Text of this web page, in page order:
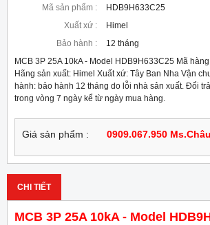
Mã sản phẩm :
HDB9H633C25
Xuất xứ :
Himel
Bảo hành :
12 tháng
MCB 3P 25A 10kA - Model HDB9H633C25 Mã
Hãng sản xuất: Himel Xuất xứ: Tây Ban Nha Vận
hành: bảo hành 12 tháng do lỗi nhà sản xuất. Đổi
trong vòng 7 ngày kể từ ngày mua hàng.
Giá sản phẩm : 0909.067.950 Ms.Châu
CHI TIẾT
MCB 3P 25A 10kA - Model